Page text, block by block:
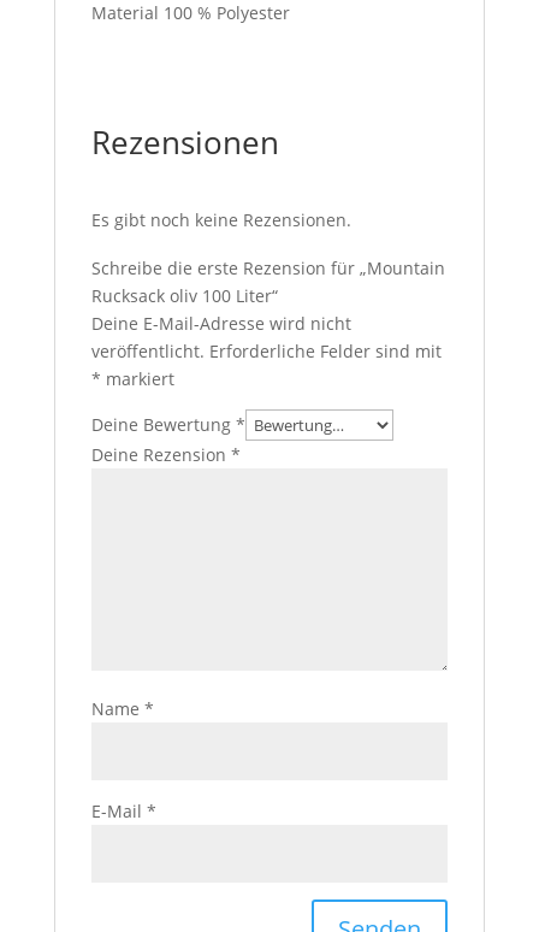
Material 100 % Polyester
Rezensionen
Es gibt noch keine Rezensionen.
Schreibe die erste Rezension für „Mountain
Rucksack oliv 100 Liter“
Deine E-Mail-Adresse wird nicht
veröffentlicht. Erforderliche Felder sind mit
* markiert
Deine Bewertung *
Deine Rezension *
Name *
E-Mail *